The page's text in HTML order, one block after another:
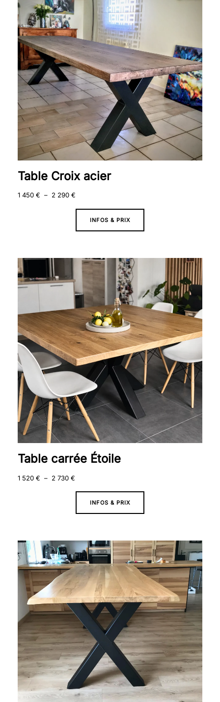
Table Croix acier
1 450 € – 2 290 €
2
290 €
INFOS & PRIX
Table carrée Étoile
1 520 € – 2 730 €
Plage
prix :
520 €
730 €
INFOS & PRIX
Plage
de
prix :
1
750 €
à
2
590 €